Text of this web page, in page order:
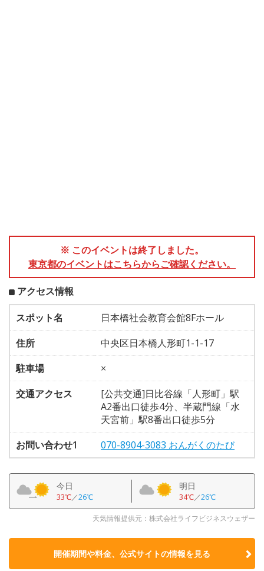
※ このイベントは終了しました。
東京都のイベントはこちらからご確認ください。
アクセス情報
スポット名
日本橋社会教育会館8Fホール
住所
中央区日本橋人形町1-1-17
駐車場
×
交通アクセス
[公共交通]日比谷線「人形町」駅
A2番出口徒歩4分、半蔵門線「水
天宮前」駅8番出口徒歩5分
お問い合わせ1
070-8904-3083 おんがくのたび
今日
33℃／26℃
明日
34℃／26℃
天気情報提供元：株式会社ライフビジネスウェザー
開催期間や料金、公式サイトの情報を見る